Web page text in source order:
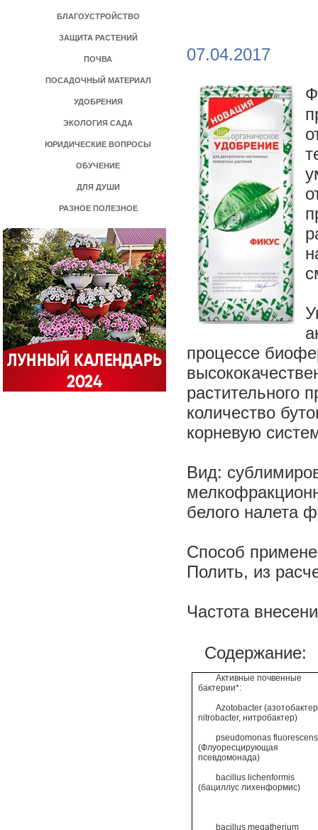
БЛАГОУСТРОЙСТВО
ЗАЩИТА РАСТЕНИЙ
ПОЧВА
ПОСАДОЧНЫЙ МАТЕРИАЛ
УДОБРЕНИЯ
ЭКОЛОГИЯ САДА
ЮРИДИЧЕСКИЕ ВОПРОСЫ
ОБУЧЕНИЕ
ДЛЯ ДУШИ
РАЗНОЕ ПОЛЕЗНОЕ
07.04.2017
процессе
растительного
количество
корневую
Вид:
белого налета
Способ
Полить, из
Частота
Содержание:
Активные почвенные
бактерии*:
Azotobacter
nitrobacter, нитробактер)
pseudomonas fluorescens
(Флуоресцирующая
псевдомонада)
bacillus lichenformis
(бациллус лихенформис)
bacillus megatherium